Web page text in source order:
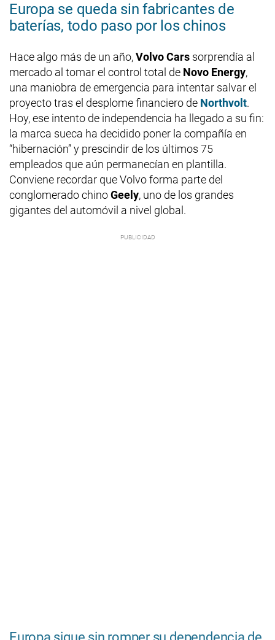
Europa se queda sin fabricantes de
baterías, todo paso por los chinos
Hace algo más de un año,Volvo Cars sorprendía al
mercado al tomar el control total de Novo Energy,
una maniobra de emergencia para intentar salvar el
proyecto tras el desplome financiero de Northvolt.
Hoy, ese intento de independencia ha llegado a su fin:
la marca sueca ha decidido poner la compañía en
“hibernación” y prescindir de los últimos 75
empleados que aún permanecían en plantilla.
Conviene recordar que Volvo forma parte del
conglomerado chinoGeely, uno de los grandes
gigantes del automóvil a nivel global.